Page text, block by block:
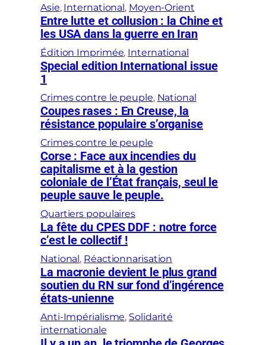
Asie, International, Moyen-Orient
Entre lutte et collusion : la Chine et
les USA dans la guerre en Iran
Édition Imprimée, International
Special edition International issue
1
Crimes contre le peuple, National
Coupes rases : En Creuse, la
résistance populaire s’organise
Crimes contre le peuple
Corse : Face aux incendies du
capitalisme et à la gestion
coloniale de l’État français, seul le
peuple sauve le peuple.
Quartiers populaires
La fête du CPES DDF : notre force
c’est le collectif !
National, Réactionnarisation
La macronie devient le plus grand
soutien du RN sur fond d’ingérence
états-unienne
Anti-Impérialisme, Solidarité
internationale